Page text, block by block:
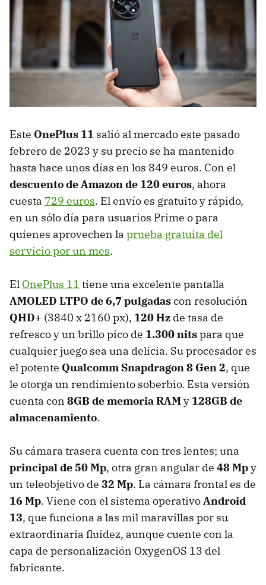
Este OnePlus 11 salió al mercado este pasado
febrero de 2023 y su precio se ha mantenido
hasta hace unos días en los 849 euros. Con el
descuento de Amazon de 120 euros, ahora
cuesta 729 euros. El envío es gratuito y rápido,
en un sólo día para usuarios Prime o para
quienes aprovechen la prueba gratuita del
servicio por un mes.
El OnePlus 11 tiene una excelente pantalla
AMOLED LTPO de 6,7 pulgadascon resolución
QHD+ (3840 x 2160 px), 120 Hz de tasa de
refresco y un brillo pico de 1.300 nitspara que
cualquier juego sea una delicia. Su procesador es
el potente Qualcomm Snapdragon 8 Gen 2, que
le otorga un rendimiento soberbio. Esta versión
cuenta con 8GB de memoria RAMy 128GB de
almacenamiento.
Su cámara trasera cuenta con tres lentes; una
principal de 50 Mp, otra gran angular de 48 Mpy
un teleobjetivo de 32 Mp. La cámara frontal es de
16 Mp. Viene con el sistema operativoAndroid
13, que funciona a las mil maravillas por su
extraordinaria fluidez, aunque cuente con la
capa de personalización OxygenOS 13 del
fabricante.